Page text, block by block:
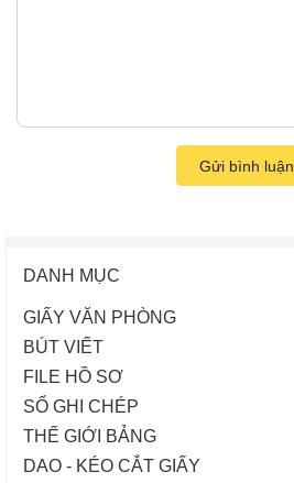
Gửi bình luận
DANH MỤC
GIẤY VĂN PHÒNG
BÚT VIẾT
FILE HỒ SƠ
SỔ GHI CHÉP
THẾ GIỚI BẢNG
DAO - KÉO CẮT GIẤY